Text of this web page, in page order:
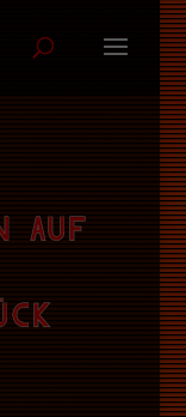
auf